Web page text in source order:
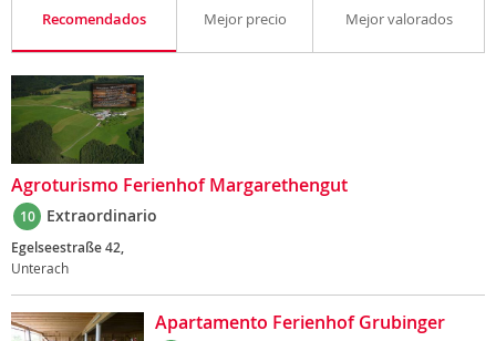
Recomendados Mejor precio Mejor valorados
Agroturismo Ferienhof Margarethengut
10 Extraordinario
Egelseestraße 42,
Unterach
Apartamento Ferienhof Grubinger